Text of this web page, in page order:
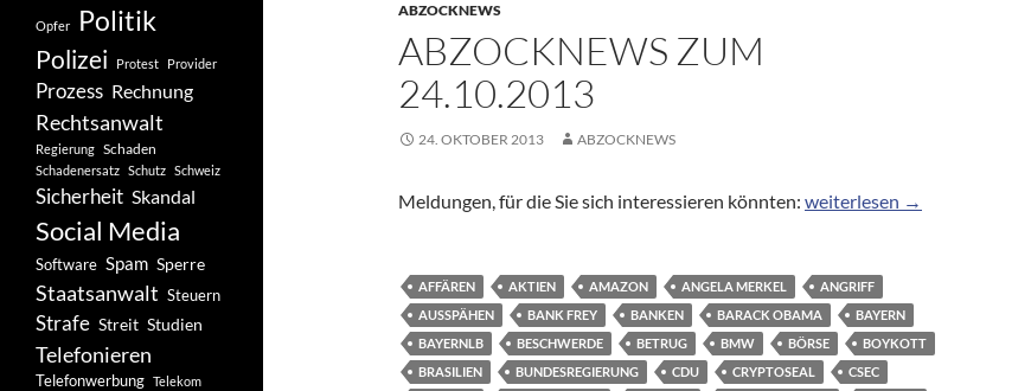
ABZOCKNEWS
ABZOCKNEWS ZUM
24.10.2013
24. OKTOBER 2013 ABZOCKNEWS
Meldungen, für die Sie sich interessieren könnten: Abzocknews zum 24.10.2013
weiterlesen →
AFFÄREN AKTIEN AMAZON ANGELA MERKEL
ANGRIFF
AUSSPÄHEN
BANK FREY BANKEN BARACK OBAMA
BAYERN
BAYERNLB
BESCHWERDE BETRUG BMW BÖRSE
BOYKOTT
BRASILIEN
BUNDESREGIERUNG CDU CRYPTOSEAL
CSEC
Opfer Politik
Polizei Protest Provider
Prozess Rechnung
Rechtsanwalt
Regierung Schaden
Schadenersatz Schutz Schweiz
Sicherheit Skandal
Social Media
Software Spam Sperre
Staatsanwalt Steuern
Strafe Streit Studien
Telefonieren
Telefonwerbung Telekom